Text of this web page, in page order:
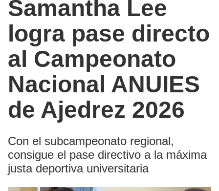
Samantha Lee
logra pase directo
al Campeonato
Nacional ANUIES
de Ajedrez 2026
Con el subcampeonato regional,
consigue el pase directivo a la máxima
justa deportiva universitaria